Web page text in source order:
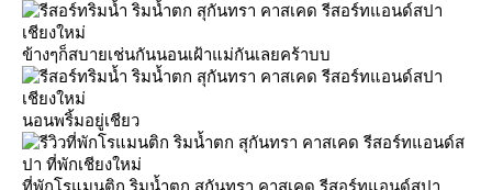
ข้างๆก็สบายเช่นกันนอนเฝ้าแม่กันเลยคร้าบบ
นอนพริ้มอยู่เชียว
ที่พักโรแมนติก ริมน้ำตก สุกันทรา คาสเคด รีสอร์ทแอนด์สปา